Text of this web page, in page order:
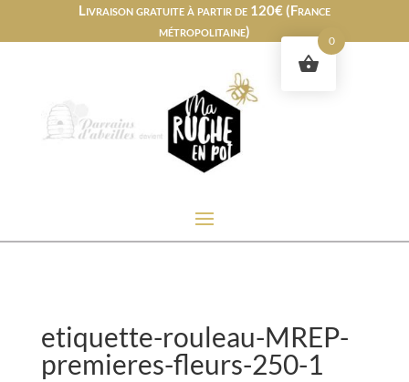
Livraison gratuite à partir de 120€ (France
métropolitaine)
etiquette-rouleau-MREP-
premieres-fleurs-250-1
0